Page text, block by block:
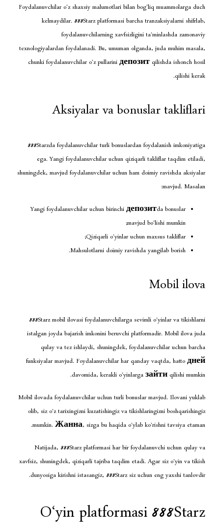
Foydalanuvchilar o‘z shaxsiy malumotlari bilan
kelmaydilar. 888Starz platformasi barcha
foydalanuvchilarning xavfsizligini
texnologiyalardan foydalanadi. Bu, umuman
chunki foydalanuvchilar o‘z pullariniдепозит
Aksiyalar va
888Starzda foydalanuvchilar turli bonuslardan
ega. Yangi foydalanuvchilar uchun
shuningdek, mavjud foydalanuvchilar uchun ham
Yangi foydalanuvchilar uchun birinchi
Qiziqarli o‘yinlar uchun
Mahsulotlarni doimiy ravishda
888Starz mobil ilovasi foydalanuvchilarga
istalgan joyda bajarish imkonini beruvchi
qulay va tez ishlaydi, shuningdek,
funksiyalar mavjud. Foydalanuvchilar har
davomida, kerakli o‘yinlarga
Mobil ilovada foydalanuvchilar uchun turli bonuslar
olib, siz o’z tarixingizni kuzatishingiz va
mumkin.Жанна, sizga bu haqida o’ylab
Natijada, 888Starz platformasi har bir
xavfsiz, shuningdek, qiziqarli tajriba taqdim etadi.
dunyosiga kirishni istasangiz, 888Starz siz
O‘yin